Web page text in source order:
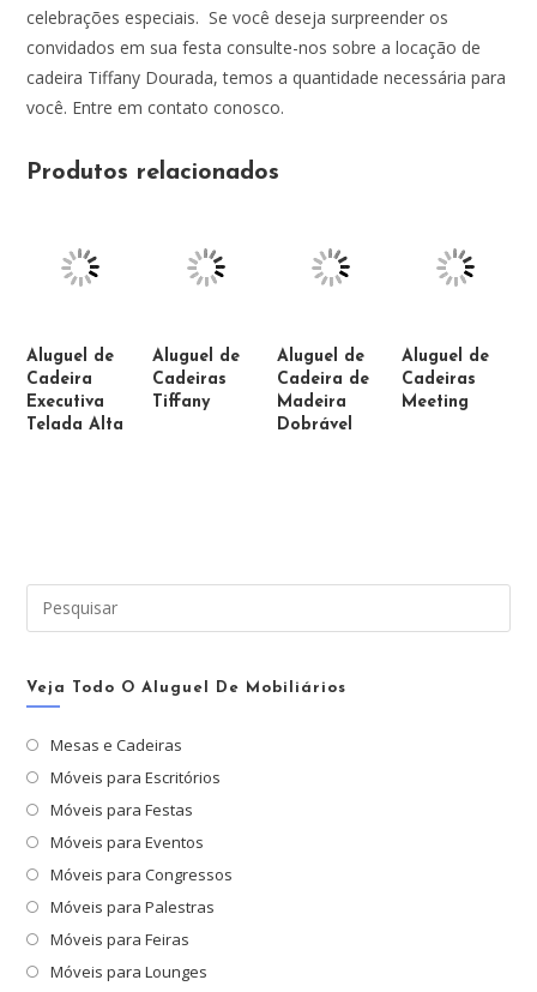
celebrações especiais. Se você deseja surpreender os
convidados em sua festa consulte-nos sobre a locação de
cadeira Tiffany Dourada, temos a quantidade necessária para
você. Entre em contato conosco.
Produtos relacionados
Aluguel de
Cadeira
Executiva
Telada Alta
Aluguel de
Cadeiras
Tiffany
Aluguel de
Cadeira de
Madeira
Dobrável
Aluguel de
Cadeiras
Meeting
a
Veja Todo O Aluguel De Mobiliários
Mesas e Cadeiras
Móveis para Escritórios
Móveis para Festas
Móveis para Eventos
Móveis para Congressos
Móveis para Palestras
Móveis para Feiras
Móveis para Lounges